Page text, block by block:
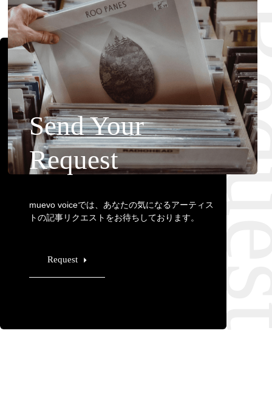
Send Your
Request
muevo voiceでは、あなたの気になるアーティス
トの記事リクエストをお待ちしております。
Request